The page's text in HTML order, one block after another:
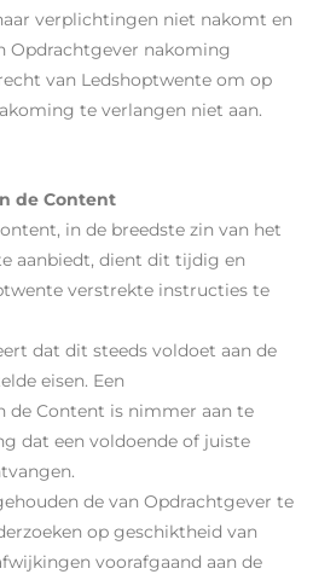
verplichtingen niet nakomt en
Opdrachtgever nakoming
van Ledshoptwente om op
te verlangen niet aan.
de Content
in de breedste zin van het
aanbiedt, dient dit tijdig en
verstrekte instructies te
dat dit steeds voldoet aan de
eisen. Een
de Content is nimmer aan te
dat een voldoende of juiste
de van Opdrachtgever te
op geschiktheid van
voorafgaand aan de